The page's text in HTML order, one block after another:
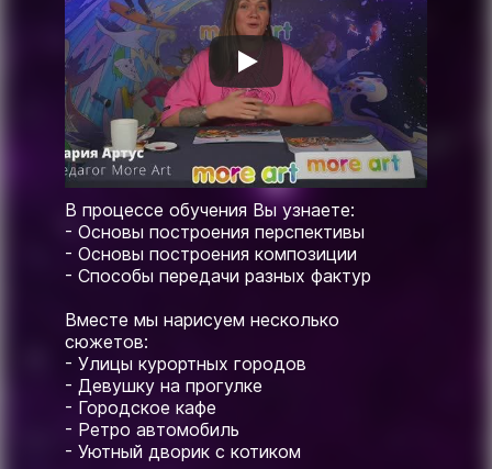
В процессе обучения Вы узнаете:
- Основы построения перспективы
- Основы построения композиции
- Способы передачи разных фактур
Вместе мы нарисуем несколько
сюжетов:
- Улицы курортных городов
- Девушку на прогулке
- Городское кафе
- Ретро автомобиль
- Уютный дворик с котиком